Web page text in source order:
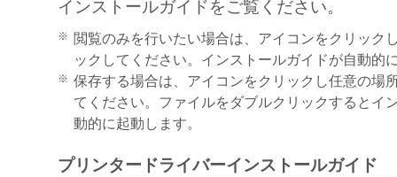
正あるいはサポートを行うことについて、
負うものではありません。
７．保証の否認・免責
(1) 「本ソフトウェア」は、『現状のまま
諾されます。キヤノン、キヤノンのライセ
ンの子会社、キヤノンの関連会社、それら
たは販売店のいずれも、「本ソフトウェア
インストールガイドをご覧ください。
※ 閲覧のみを行いたい場合は、アイコンをクリック
ックしてください。インストールガイドが自動的
※ 保存する場合は、アイコンをクリックし任意の場
てください。ファイルをダブルクリックするとイ
動的に起動します。
プリンタードライバーインストールガイド